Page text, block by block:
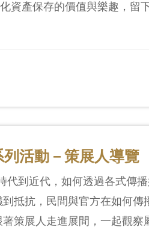
資產保存的價值與樂趣，留
列活動－策展人導覽
代到近代，如何透過各式傳
抵抗，民間與官方在如何傳
策展人走進展間，一起觀察